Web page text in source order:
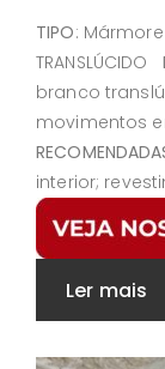
TIPO:
TRANSLÚCIDO
branco
movimentos
interior;
Ler mais